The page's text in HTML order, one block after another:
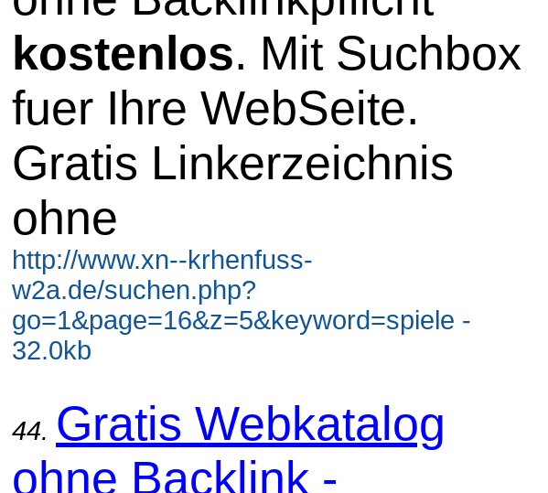
kostenlos. Mit Suchbox
fuer Ihre WebSeite.
Gratis Linkerzeichnis
ohne
http://www.xn--krhenfuss-
w2a.de/suchen.php?
go=1&page=16&z=5&keyword=spiele -
32.0kb
44. Gratis Webkatalog
ohne Backlink -